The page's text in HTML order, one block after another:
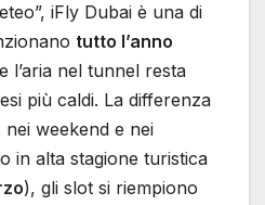
iFly Dubai è una di
tutto l’anno
l’aria nel tunnel resta
più caldi. La differenza
nei weekend e nei
in alta stagione turistica
), gli slot si riempiono